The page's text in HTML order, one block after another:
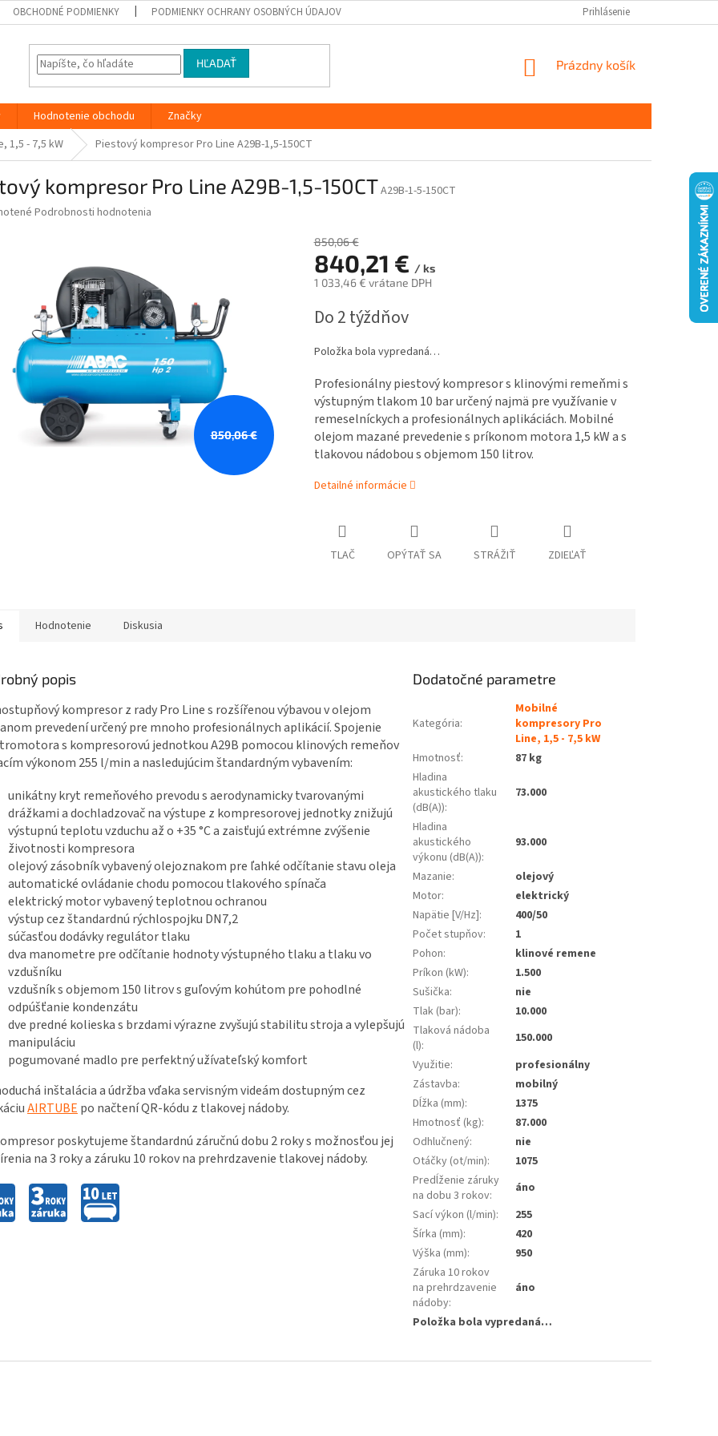
OBCHODNÉ PODMIENKY PODMIENKY OCHRANY OSOBNÝCH ÚDAJOV Prihlásenie
HĽADAŤ
NÁKUPNÝ
Prázdny košík
Hodnotenie obchodu
Značky
1,5 - 7,5 kW Piestový kompresor Pro Line A29B-1,5-150CT
kompresor Pro Line A29B-1,5-150CTA29B-1-5-150CT
Podrobnosti hodnotenia
850,06 €
850,06 €
840,21 € / ks
1 033,46 € vrátane DPH
cena:
Do 2 týždňov
Položka bola vypredaná…
Profesionálny piestový kompresor s klinovými remeňmi s
výstupným tlakom 10 bar určený najmä pre využívanie v
remeselníckych a profesionálnych aplikáciách. Mobilné
olejom mazané prevedenie s príkonom motora 1,5 kW a s
tlakovou nádobou s objemom 150 litrov.
Detailné informácie
TLAČ OPÝTAŤ SA STRÁŽIŤ ZDIEĽAŤ
Hodnotenie Diskusia
popis
kompresor z rady Pro Line s rozšířenou výbavou v olejom
prevedení určený pre mnoho profesionálnych aplikácií. Spojenie
s kompresorovú jednotkou A29B pomocou klinových remeňov
výkonom 255 l/min a nasledujúcim štandardným vybavením:
unikátny kryt remeňového prevodu s aerodynamicky tvarovanými
drážkami a dochladzovač na výstupe z kompresorovej jednotky znižujú
výstupnú teplotu vzduchu až o +35 °C a zaisťujú extrémne zvýšenie
životnosti kompresora
olejový zásobník vybavený olejoznakom pre ľahké odčítanie stavu oleja
automatické ovládanie chodu pomocou tlakového spínača
elektrický motor vybavený teplotnou ochranou
výstup cez štandardnú rýchlospojku DN7,2
súčasťou dodávky regulátor tlaku
dva manometre pre odčítanie hodnoty výstupného tlaku a tlaku vo
vzdušníku
vzdušník s objemom 150 litrov s guľovým kohútom pre pohodlné
odpúšťanie kondenzátu
dve predné kolieska s brzdami výrazne zvyšujú stabilitu stroja a vylepšujú
manipuláciu
pogumované madlo pre perfektný užívateľský komfort
inštalácia a údržba vďaka servisným videám dostupným cez
AIRTUBE po načtení QR-kódu z tlakovej nádoby.
poskytujeme štandardnú záručnú dobu 2 roky s možnosťou jej
na 3 roky a záruku 10 rokov na prehrdzavenie tlakovej nádoby.
Dodatočné parametre
Kategória:
Mobilné
kompresory Pro
Line, 1,5 - 7,5 kW
Hmotnosť:
87 kg
Hladina
akustického tlaku
(dB(A)):
73.000
Hladina
akustického
výkonu (dB(A)):
93.000
Mazanie:
olejový
Motor:
elektrický
Napätie [V/Hz]:
400/50
Počet stupňov:
1
Pohon:
klinové remene
Príkon (kW):
1.500
Sušička:
nie
Tlak (bar):
10.000
Tlaková nádoba
(l):
150.000
Využitie:
profesionálny
Zástavba:
mobilný
Dĺžka (mm):
1375
Hmotnosť (kg):
87.000
Odhlučnený:
nie
Otáčky (ot/min):
1075
Predĺženie záruky
na dobu 3 rokov:
áno
Sací výkon (l/min):
255
Šírka (mm):
420
Výška (mm):
950
Záruka 10 rokov
na prehrdzavenie
nádoby:
áno
Položka bola vypredaná…